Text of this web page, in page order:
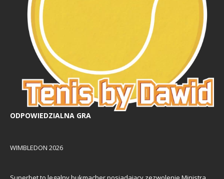
ODPOWIEDZIALNA GRA
WIMBLEDON 2026